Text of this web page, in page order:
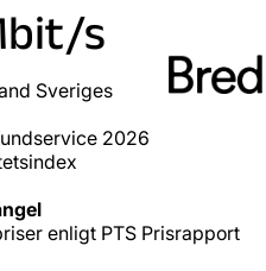
s
Sveriges
2026
enligt PTS Prisrapport